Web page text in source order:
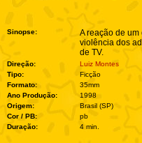
Sinopse:
A reação de
violência dos
de TV.
Direção:
Luiz Montes
Tipo:
Ficção
Formato:
35mm
Ano Produção:
1998
Origem:
Brasil (SP)
Cor / PB:
pb
Duração:
4 min.